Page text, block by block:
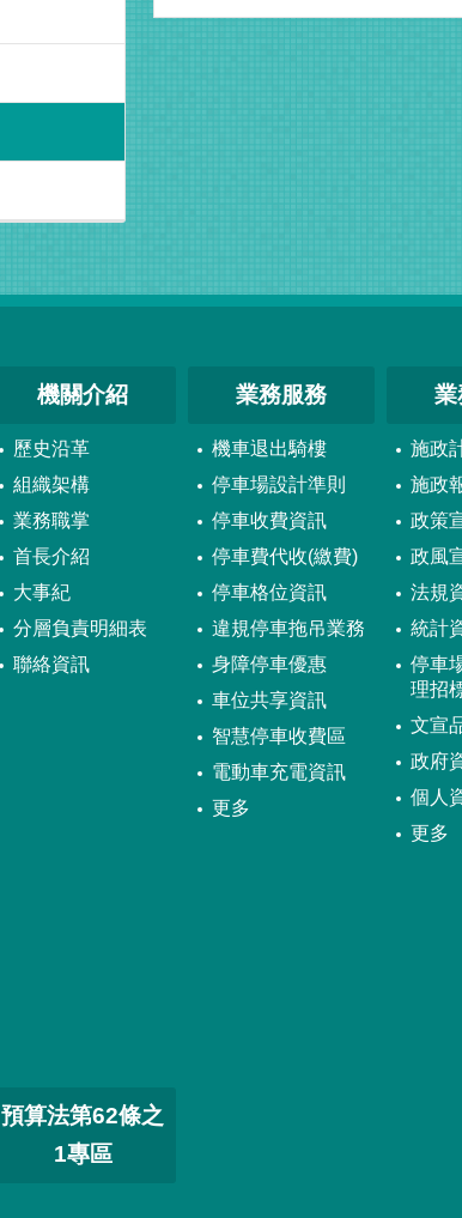
機關介紹
歷史沿革
組織架構
業務職掌
首長介紹
大事紀
分層負責明細表
聯絡資訊
業務服務
機車退出騎樓
停車場設計準則
停車收費資訊
停車費代收(繳費)
停車格位資訊
違規停車拖吊業務
身障停車優惠
車位共享資訊
智慧停車收費區
電動車充電資訊
更多
業
施政
施政
政策
政風
法規
統計
停車
理招
文宣
政府
個人
更多
預算法第62條之
1專區